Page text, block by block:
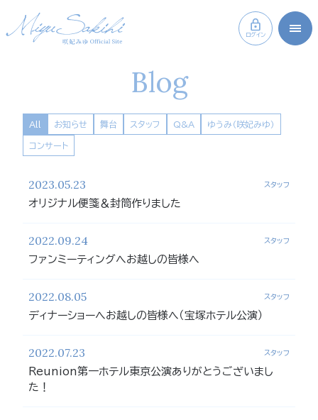
ログイン
Blog
All お知らせ 舞台 スタッフ Q&A ゆうみ（咲妃みゆ）
コンサート
2023.05.23 スタッフ
オリジナル便箋＆封筒作りました
2022.09.24 スタッフ
ファンミーティングへお越しの皆様へ
2022.08.05 スタッフ
ディナーショーへお越しの皆様へ（宝塚ホテル公演）
2022.07.23 スタッフ
Reunion第一ホテル東京公演ありがとうございまし
た！